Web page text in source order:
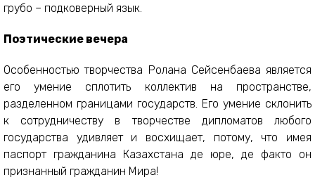
грубо – подковерный язык.
Поэтические вечера
Особенностью творчества Ролана Сейсенбаева является
его умение сплотить коллектив на пространстве,
разделенном границами государств. Его умение склонить
к сотрудничеству в творчестве дипломатов любого
государства удивляет и восхищает, потому, что имея
паспорт гражданина Казахстана де юре, де факто он
признанный гражданин Мира!